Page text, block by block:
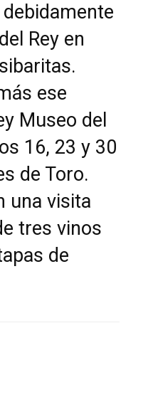
Rey en
ese
Museo del
16, 23 y 30
de Toro.
una visita
tres vinos
de